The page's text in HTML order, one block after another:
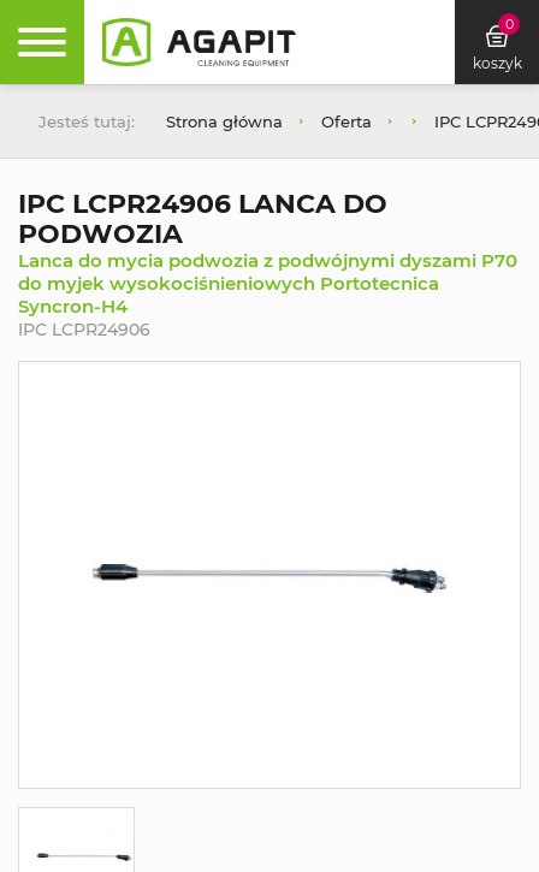
0
koszyk
Jesteś tutaj: Strona główna Oferta IPC
IPC LCPR24906 LANCA DO
PODWOZIA
Lanca do mycia podwozia z podwójnymi dyszami P70
do myjek wysokociśnieniowych Portotecnica
Syncron-H4
IPC LCPR24906